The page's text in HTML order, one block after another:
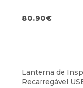
80.90€
Lanterna de
Recarregável